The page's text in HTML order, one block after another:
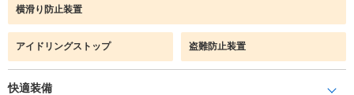
横滑り防止装置
アイドリングストップ 盗難防止装置
快適装備